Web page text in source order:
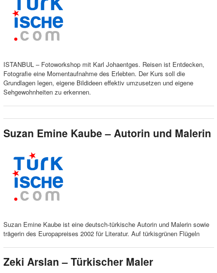
ISTANBUL – Fotoworkshop mit Karl Johaentges. Reisen ist Entdecken,
Fotografie eine Momentaufnahme des Erlebten. Der Kurs soll die
Grundlagen legen, eigene Bildideen effektiv umzusetzen und eigene
Sehgewohnheiten zu erkennen.
Suzan Emine Kaube – Autorin und Malerin
Suzan Emine Kaube ist eine deutsch-türkische Autorin und Malerin sowie
trägerin des Europapreises 2002 für Literatur. Auf türkisgrünen Flügeln
Zeki Arslan – Türkischer Maler